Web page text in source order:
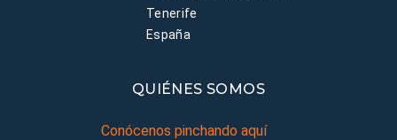
Tenerife
España
QUIÉNES SOMOS
Conócenos pinchando aquí